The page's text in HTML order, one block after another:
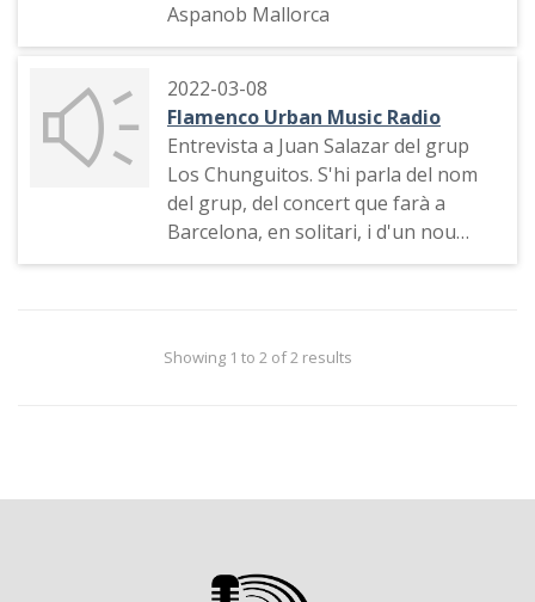
Aspanob Mallorca
2022-03-08
Flamenco Urban Music Radio
Entrevista a Juan Salazar del grup
Los Chunguitos. S'hi parla del nom
del grup, del concert que farà a
Barcelona, en solitari, i d'un nou
tema que prepara
Showing 1 to 2 of 2 results